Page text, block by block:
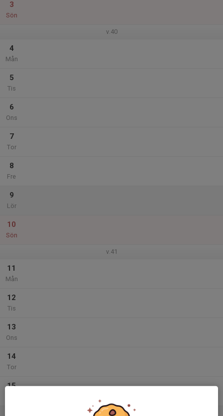
3
Sön
v.40
4
Mån
5
Tis
6
Ons
7
Tor
8
Fre
9
Lör
10
Sön
v.41
11
Mån
12
Tis
13
Ons
14
Tor
15